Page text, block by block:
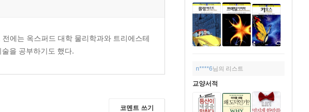
n****6님의 리스트
교양서적
에는 옥스퍼드 대학 물리학과와 트리에스테
을 공부하기도 했다.
코멘트 쓰기